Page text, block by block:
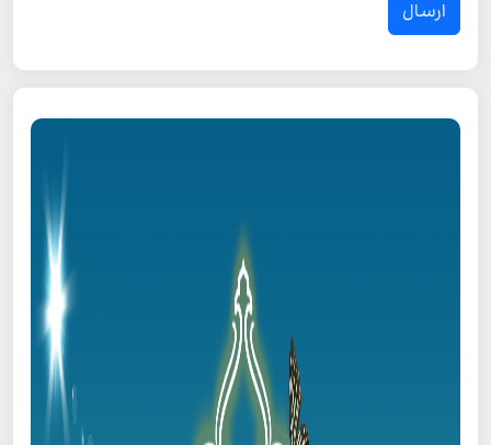
ارسال